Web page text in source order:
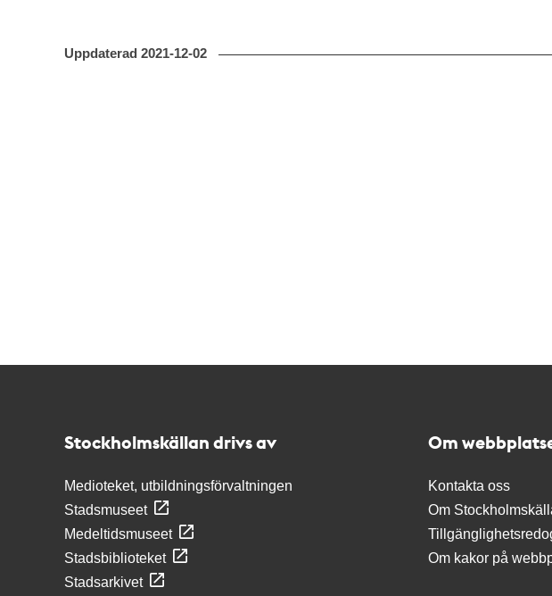
Uppdaterad 2021-12-02
Stockholmskällan drivs av
Medioteket, utbildningsförvaltningen
Stadsmuseet
Medeltidsmuseet
Stadsbiblioteket
Stadsarkivet
Om
Kontakta oss
Om
Om kakor på